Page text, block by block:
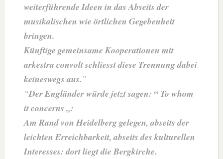
weiterführende Ideen in das Abseits der
musikalischen wie örtlichen Gegebenheit
bringen.
Künftige gemeinsame Kooperationen mit
arkestra convolt schliesst diese Trennung dabei
keineswegs aus.
Der Engländer würde jetzt sagen: “ To whom
it concerns „:
Am Rand von Heidelberg gelegen, abseits der
leichten Erreichbarkeit, abseits des kulturellen
Interesses: dort liegt die Bergkirche.